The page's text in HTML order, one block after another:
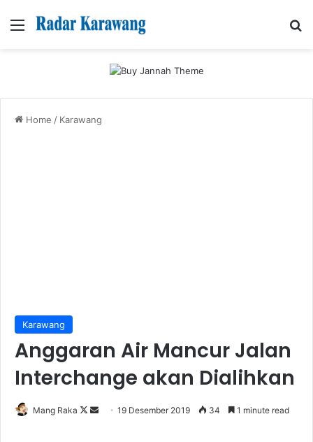
Menu
Home / Karawang
Karawang
Anggaran Air Mancur Jalan
Interchange akan Dialihkan
Mang Raka
Follow
Send19 Desember 2019 34 1 minute read